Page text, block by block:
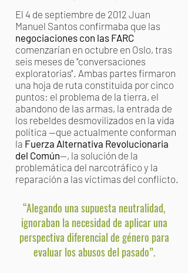
El 4 de septiembre de 2012 Juan
Manuel Santos confirmaba que las
negociaciones con las FARC
comenzarían en octubre en Oslo, tras
seis meses de "conversaciones
exploratorias". Ambas partes firmaron
una hoja de ruta constituida por cinco
puntos: el problema de la tierra, el
abandono de las armas, la entrada de
los rebeldes desmovilizados en la vida
política —que actualmente conforman
la Fuerza Alternativa Revolucionaria
del Común—, la solución de la
problemática del narcotráfico y la
reparación a las víctimas del conflicto.
“Alegando una supuesta neutralidad,
ignoraban la necesidad de aplicar una
perspectiva diferencial de género para
evaluarlos abusos del pasado”.